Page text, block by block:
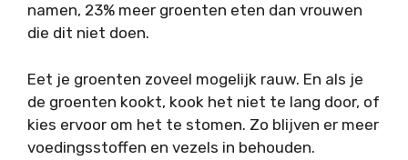
namen, 23% meer groenten eten dan vrouwen
die dit niet doen.
Eet je groenten zoveel mogelijk rauw. En als je
de groenten kookt, kook het niet te lang door, of
kies ervoor om het te stomen. Zo blijven er meer
voedingsstoffen en vezels in behouden.